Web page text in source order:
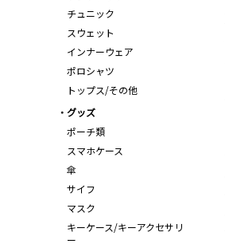
チュニック
スウェット
インナーウェア
ポロシャツ
トップス/その他
グッズ
ポーチ類
スマホケース
傘
サイフ
マスク
キーケース/キーアクセサリ
ー